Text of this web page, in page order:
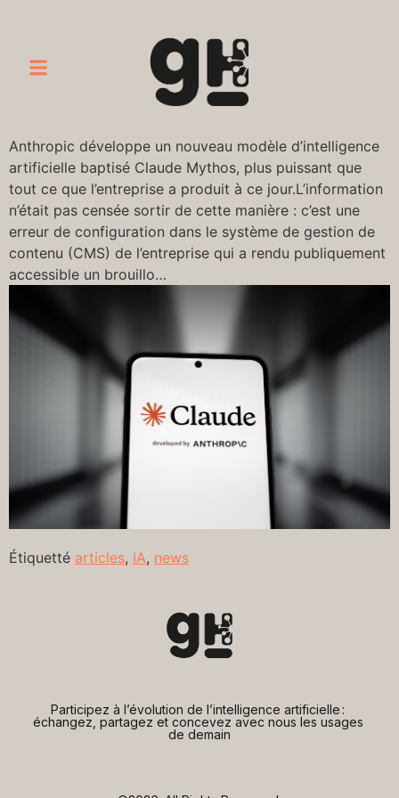
Anthropic développe un nouveau modèle d’intelligence
artificielle baptisé Claude Mythos, plus puissant que
tout ce que l’entreprise a produit à ce jour.L’information
n’était pas censée sortir de cette manière : c’est une
erreur de configuration dans le système de gestion de
contenu (CMS) de l’entreprise qui a rendu publiquement
accessible un brouillo…
Étiquetté articles, IA, news
Participez à l’évolution de l’intelligence artificielle :
échangez, partagez et concevez avec nous les usages
de demain